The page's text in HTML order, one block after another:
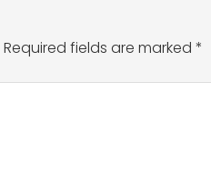
Required fields are marked *